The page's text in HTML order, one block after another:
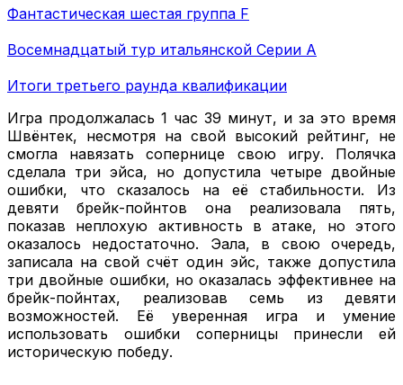
Фантастическая шестая группа F
Восемнадцатый тур итальянской Серии А
Итоги третьего раунда квалификации
Игра продолжалась 1 час 39 минут, и за это время
Швёнтек, несмотря на свой высокий рейтинг, не
смогла навязать сопернице свою игру. Полячка
сделала три эйса, но допустила четыре двойные
ошибки, что сказалось на её стабильности. Из
девяти брейк-пойнтов она реализовала пять,
показав неплохую активность в атаке, но этого
оказалось недостаточно. Эала, в свою очередь,
записала на свой счёт один эйс, также допустила
три двойные ошибки, но оказалась эффективнее на
брейк-пойнтах, реализовав семь из девяти
возможностей. Её уверенная игра и умение
использовать ошибки соперницы принесли ей
историческую победу.